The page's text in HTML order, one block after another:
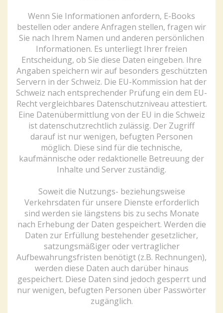
Wenn Sie Informationen anfordern, E-Books
bestellen oder andere Anfragen stellen, fragen wir
Sie nach Ihrem Namen und anderen persönlichen
Informationen. Es unterliegt Ihrer freien
Entscheidung, ob Sie diese Daten eingeben. Ihre
Angaben speichern wir auf besonders geschützten
Servern in der Schweiz. Die EU-Kommission hat der
Schweiz nach entsprechender Prüfung ein dem EU-
Recht vergleichbares Datenschutzniveau attestiert.
Eine Datenübermittlung von der EU in die Schweiz
ist datenschutzrechtlich zulässig. Der Zugriff
darauf ist nur wenigen, befugten Personen
möglich. Diese sind für die technische,
kaufmännische oder redaktionelle Betreuung der
Inhalte und Server zuständig.
Soweit die Nutzungs- beziehungsweise
Verkehrsdaten für unsere Dienste erforderlich
sind werden sie längstens bis zu sechs Monate
nach Erhebung der Daten gespeichert. Werden die
Daten zur Erfüllung bestehender gesetzlicher,
satzungsmäßiger oder vertraglicher
Aufbewahrungsfristen benötigt (z.B. Rechnungen),
werden diese Daten auch darüber hinaus
gespeichert. Diese Daten sind jedoch gesperrt und
nur wenigen, befugten Personen über Passwörter
zugänglich.